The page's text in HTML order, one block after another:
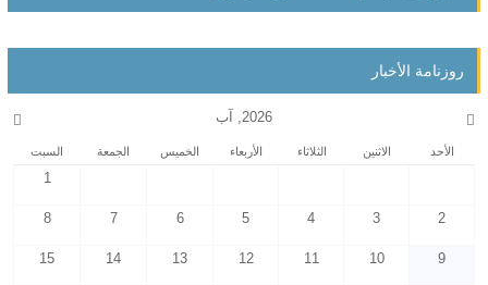
روزنامة الأخبار
2026, آب
الأحد الاثنين الثلاثاء الأربعاء الخميس الجمعة السبت
1
2
3
4
5
6
7
8
9
10
11
12
13
14
15